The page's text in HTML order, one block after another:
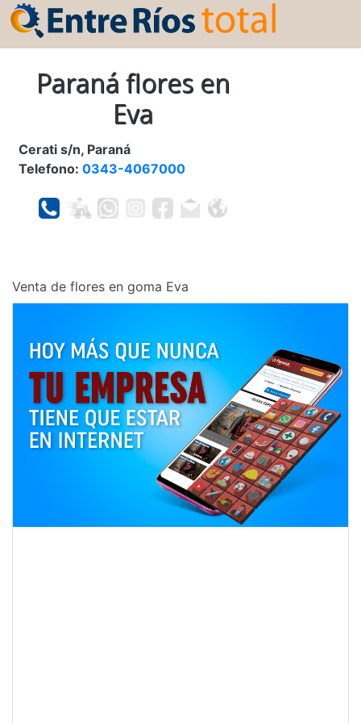
Paraná flores en
Eva
Cerati s/n, Paraná
Telefono: 0343-4067000
Venta de flores en goma Eva